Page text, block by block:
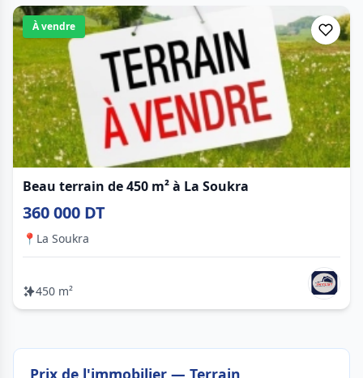
À vendre
Beau terrain de 450 m² à La Soukra
360 000 DT
📍 La Soukra
450 m²
Prix de l'immobilier — Terrain